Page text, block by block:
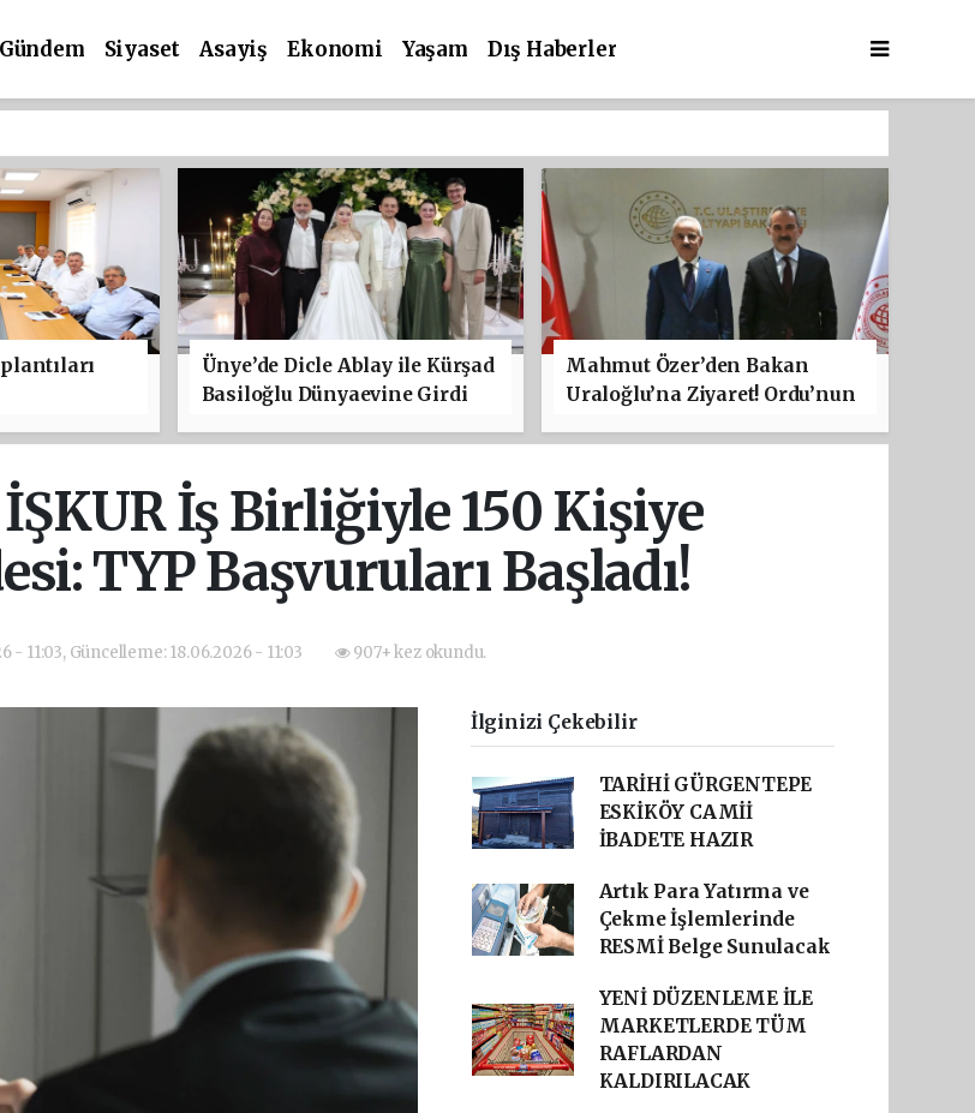
Gündem Siyaset Asayiş Ekonomi Yaşam Dış Haberler
Ünye’de Dicle Ablay ile Kürşad
Basiloğlu Dünyaevine Girdi
Mahmut Özer’den Bakan
Uraloğlu’na Ziyaret! Ordu’nun
Yatırıldı
İş Birliğiyle 150 Kişiye
TYP Başvuruları Başladı!
- 11:03, Güncelleme: 18.06.2026 - 11:03 907+ kez okundu.
İlginizi Çekebilir
TARİHİ GÜRGENTEPE
ESKİKÖY CAMİİ
İBADETE HAZIR
Artık Para Yatırma ve
Çekme İşlemlerinde
RESMİ Belge Sunulacak
YENİ DÜZENLEME İLE
MARKETLERDE TÜM
RAFLARDAN
KALDIRILACAK